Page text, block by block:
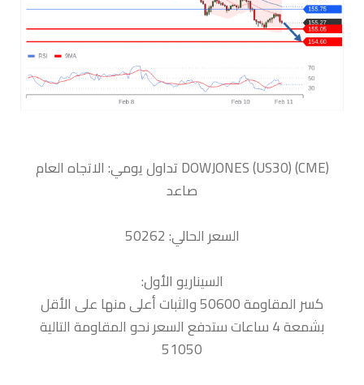
‏DOWJONES (US30) (CME) تداول يومي: الاتجاه العام
صاعد
السعر الحالي: 50262
السيناريو الأول:
كسر المقاومة 50600 والثبات أعلى منها على الأقل
بشمعة 4 ساعات ستدفع السعر نحو المقاومة التالية
51050